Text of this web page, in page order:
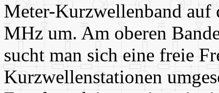
Meter-Kurzwellenband
MHz um. Am oberen
sucht man sich eine freie
Kurzwellenstationen